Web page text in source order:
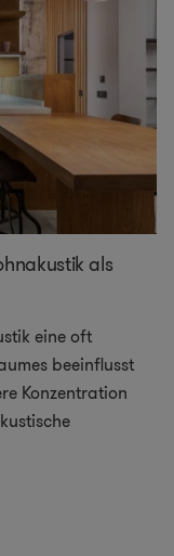
als
eine oft
beeinflusst
Konzentration